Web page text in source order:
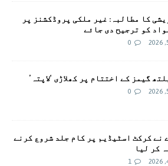
کا مطالبہ: غیر ملکی پروڈکشنز پر
کو ترجیح دی جائے
0
گیمز کے اختتام پر کھلاڑی ‘لاپتہ’
0
نے کرکٹ اسٹیڈیم پر کام جلد شروع کرنے
کر لیا
1